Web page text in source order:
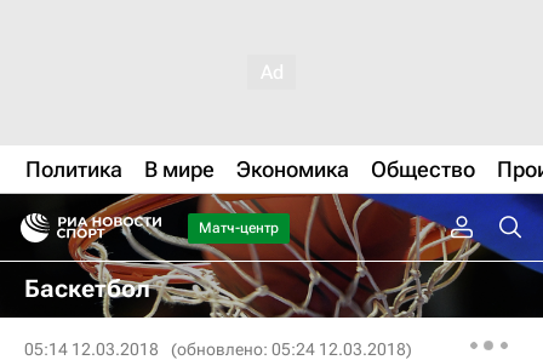
Политика В мире Экономика Общество
Матч-центр
Баскетбол
05:14 12.03.2018 (обновлено: 05:24 12.03.2018)